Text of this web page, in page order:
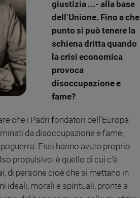
giustizia ...- alla base
dell’Unione. Fino a che
punto si può tenere la
schiena dritta quando
la crisi economica
provoca
disoccupazione e
fame?
che i Padri fondatori dell’Europa
da disoccupazione e fame,
Essi hanno avuto proprio
propulsivo: è quello di cui c’è
di persone cioè che si mettano in
ideali, morali e spirituali, pronte a